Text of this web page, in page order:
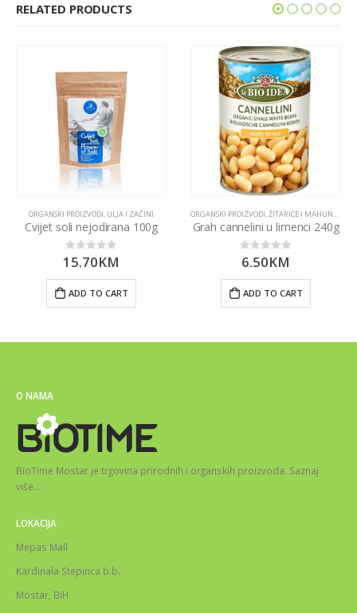
RELATED PRODUCTS
ORGANSKI PROIZVODI, ULJA I ZAČINI
Cvijet soli nejodirana 100g
0 out of 5
15.70KM
ADD TO CART
ORGANSKI PROIZVODI,ŽITARICE I MAHUNARKE
Grah cannelini u limenci 240g
0out of 5
6.50KM
ADD TO CART
O NAMA
BioTime Mostar je trgovina prirodnih i organskih proizvoda. Saznaj
više…
LOKACIJA
Mepas Mall
Kardinala Stepinca b.b.
Mostar, BiH